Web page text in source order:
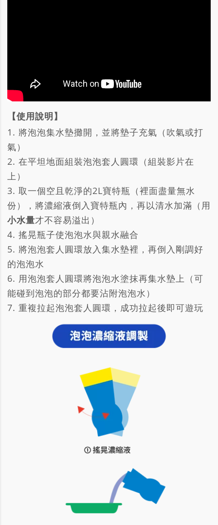
【使用說明】
1. 將泡泡集水墊攤開，並將墊子充氣（吹氣或打
氣）
2. 在平坦地面組裝泡泡套人圓環（組裝影片在
上）
3. 取一個空且乾淨的2L寶特瓶（裡面盡量無水
份），將濃縮液倒入寶特瓶內，再以清水加滿（用
小水量才不容易溢出）
4. 搖晃瓶子使泡泡水與親水融合
5. 將泡泡套人圓環放入集水墊裡，再倒入剛調好
的泡泡水
6. 用泡泡套人圓環將泡泡水塗抹再集水墊上（可
能碰到泡泡的部分都要沾附泡泡水）
7. 重複拉起泡泡套人圓環，成功拉起後即可遊玩